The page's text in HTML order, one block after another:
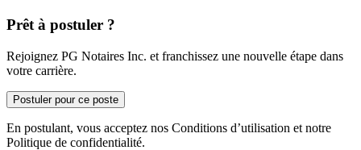
Prêt à postuler ?
Rejoignez PG Notaires Inc. et franchissez une nouvelle étape dans
votre carrière.
Postuler pour ce poste
En postulant, vous acceptez nos Conditions d’utilisation et notre
Politique de confidentialité.